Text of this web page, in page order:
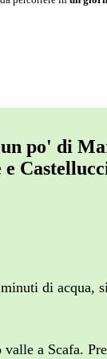
po' di
di
a Scafa.